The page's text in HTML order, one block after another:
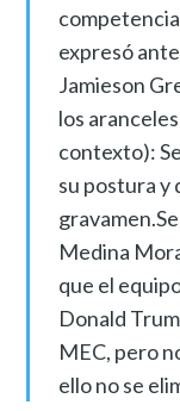
expresó
Jamieson
los
contexto):
su postura y
Medina
que el
Donald
MEC, pero
ello no se